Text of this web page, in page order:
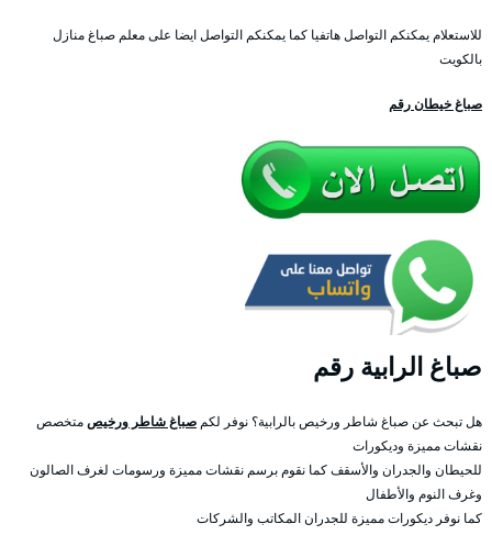
للاستعلام يمكنكم التواصل هاتفيا كما يمكنكم التواصل ايضا على معلم صباغ منازل
بالكويت
صباغ خيطان رقم
صباغ الرابية رقم
هل تبحث عن صباغ شاطر ورخيص بالرابية؟ نوفر لكم صباغ شاطر ورخيصمتخصص
نقشات مميزة وديكورات
للحيطان والجدران والأسقف كما نقوم برسم نقشات مميزة ورسومات لغرف الصالون
وغرف النوم والأطفال
كما نوفر ديكورات مميزة للجدران المكاتب والشركات